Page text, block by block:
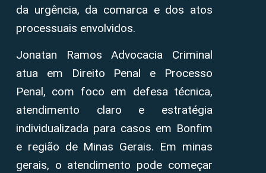
da urgência, da comarca e dos atos
processuais envolvidos.
Jonatan Ramos Advocacia Criminal
atua em Direito Penal e Processo
Penal, com foco em defesa técnica,
atendimento claro e estratégia
individualizada para casos em Bonfim
e região de Minas Gerais. Em minas
gerais, o atendimento pode começar